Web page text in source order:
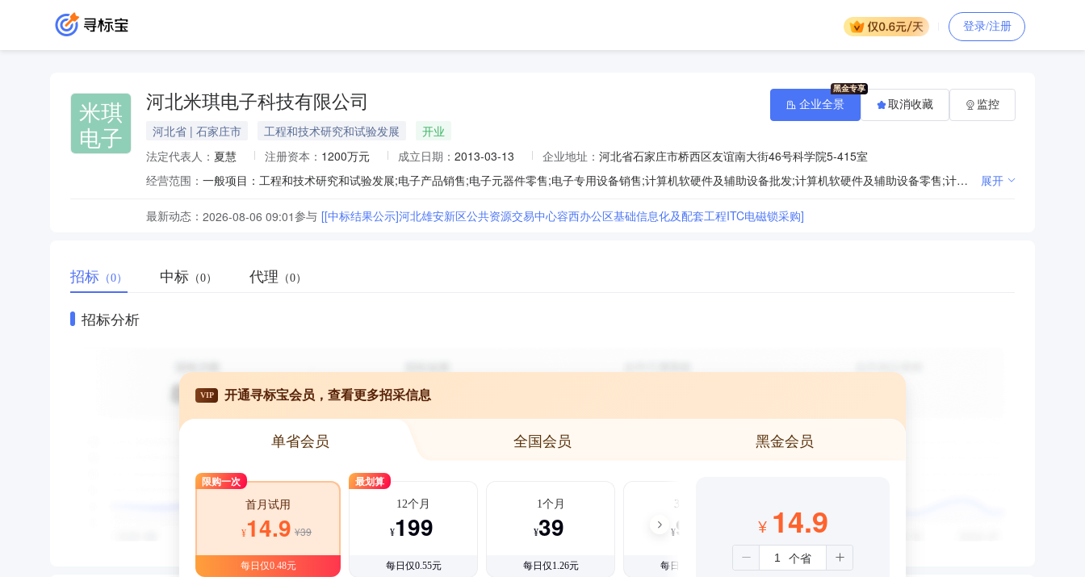
登录/注册
米琪
电子
河北米琪电子科技有限公司
河北省 | 石家庄市 工程和技术研究和试验发展
开业
法定代表人： 夏慧 注册资本： 1200万元 成立日期： 2013-03-13 企业地址： 河北省石家庄市桥西区友谊南大街46号科学院5-415室
经营范围：
一般项目：工程和技术研究和试验发展;电子产品销售;电子元器件零售;电子专用设备销售;计算机软硬件及辅助设备批发;计算机软硬件及辅助设备零售;计算机及办公设备维修;信息安全设备销售;信息系统集成服务;计算机系统服务;云计算设备销售;工业控制计算机及系统销售;网络设备销售;通讯设备销售;音响设备销售;家用视听设备销售;照相机及器材销售;电气信号设备装置销售;日用家电零售;日用百货销售;照相器材及望远镜零售;计算机及通讯设备租赁;家用电器安装服务;智能家庭消费设备销售;服务消费机器人销售;广播影视设备销售;家用电器销售;家用电器零配件销售;人工智能行业应用系统集成服务;文具用品批发;文具用品零售;办公用品销售;办公设备销售;办公设备租赁服务;信息技术咨询服务;技术服务、技术开发、技术咨询、技术交流、技术转让、技术推广;气体、液体分离及纯净设备销售;环境保护专用设备销售;厨具卫具及日用杂品批发;厨具卫具及日用杂品零售;日用品销售;配电开关控制设备销售;消防器材销售;安防设备销售;机械设备销售;机械设备租赁;电子、机械设备维护（不含特种设备）;大气污染治理;大气环境污染防治服务;家政服务;环保咨询服务;信息咨询服务（不含许可类信息咨询服务）;室内空气污染治理;工程管理服务;专业设计服务;工程技术服务（规划管理、勘察、设计、监理除外）;门窗销售;金属门窗工程施工;室内木门窗安装服务;金属制品销售;五金产品零售;建筑用金属配件销售;金属工具销售;劳动保护用品销售;水泥制品销售;石棉水泥制品销售;建筑材料销售;轻质建筑材料销售;建筑砌块销售;建筑装饰材料销售;建筑用钢筋产品销售;建筑工程用机械销售;建筑工程机械与设备租赁;建筑防水卷材产品销售;建筑陶瓷制品销售;石灰和石膏销售;人造板销售;隔热和隔音材料销售;石棉制品销售;砼结构构件销售;铸造用造型材料销售;砖瓦销售;涂料销售（不含危险化学品）;工艺美术品及收藏品零售（象牙及其制品除外）;建筑物清洁服务;广告制作（除依法须经批准的项目外，凭营业执照依法自主开展经营活动）许可项目：第一类增值电信业务;第二类增值电信业务（依法须经批准的项目，经相关部门批准后方可开展经营活动，具体经营项目以批准文件或许可证件为准） 展开
最新动态： 2026-08-06 09:01参与 [[中标结果公示]河北雄安新区公共资源交易中心容西办公区基础信息化及配套工程ITC电磁锁采购]
企业全景 取消收藏 监控
招标 （0） 中标 （0） 代理 （0）
招标分析
VIP 开通寻标宝会员，查看更多招采信息
单省会员 全国会员 黑金会员
限购一次
首月试用
¥14.9 ¥39
每日仅0.48元
最划算
12个月
¥199
每日仅0.55元
1个月
¥39
每日仅1.26元
3个月
¥99
每日仅1.08元
¥ 14.9